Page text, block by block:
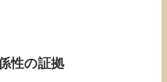
性の証拠